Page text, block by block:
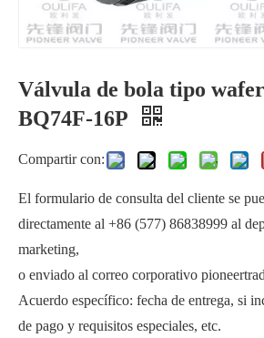
Válvula de bola tipo
BQ74F-16P
Compartir con:
El formulario de consulta del cliente se
directamente al +86 (577) 86838999 al
marketing,
o enviado al correo corporativo
Acuerdo específico: fecha de entrega, si
de pago y requisitos especiales, etc.